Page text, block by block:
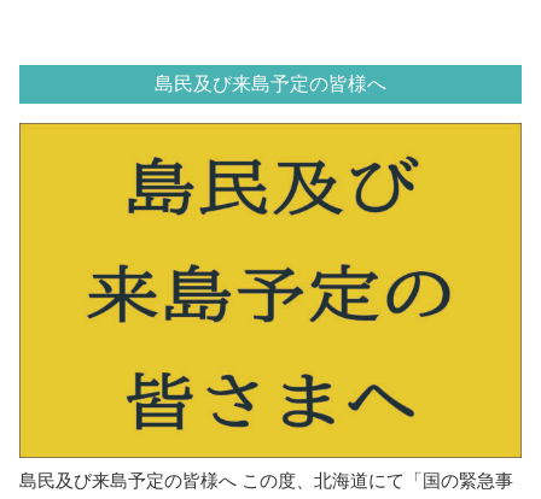
島民及び来島予定の皆様へ
島民及び来島予定の皆様へ この度、北海道にて「国の緊急事